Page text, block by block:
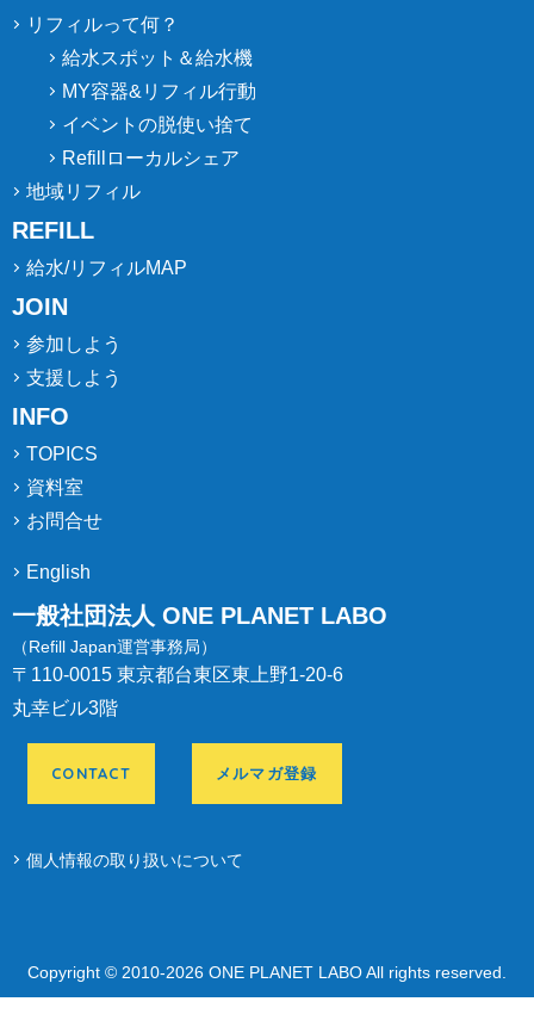
リフィルって何？
給水スポット＆給水機
MY容器&リフィル行動
イベントの脱使い捨て
Refillローカルシェア
地域リフィル
REFILL
給水/リフィルMAP
JOIN
参加しよう
支援しよう
INFO
TOPICS
資料室
お問合せ
English
一般社団法人 ONE PLANET LABO
（Refill Japan運営事務局）
〒110-0015 東京都台東区東上野1-20-6
丸幸ビル3階
CONTACT メルマガ登録
個人情報の取り扱いについて
Copyright © 2010-2026 ONE PLANET LABO All rights reserved.